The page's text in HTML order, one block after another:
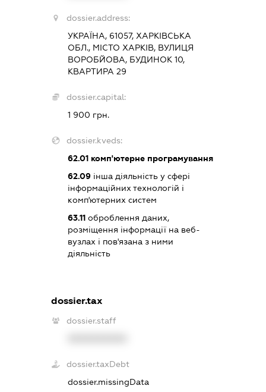
dossier.address:
УКРАЇНА, 61057, ХАРКІВСЬКА
ОБЛ., МІСТО ХАРКІВ, ВУЛИЦЯ
ВОРОБЙОВА, БУДИНОК 10,
КВАРТИРА 29
dossier.capital:
1 900 грн.
dossier.kveds:
62.01комп'ютерне програмування
62.09інша діяльність у сфері
інформаційних технологій і
комп'ютерних систем
63.11оброблення даних,
розміщення інформації на веб-
вузлах і пов'язана з ними
діяльність
dossier.tax
dossier.staff
dossier.taxDebt
dossier.missingData